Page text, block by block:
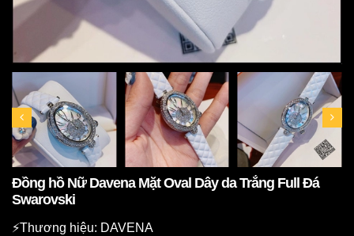
Đồng hồ Nữ Davena Mặt Oval Dây da Trắng Full Đá
Swarovski
⚡️Thương hiệu: DAVENA